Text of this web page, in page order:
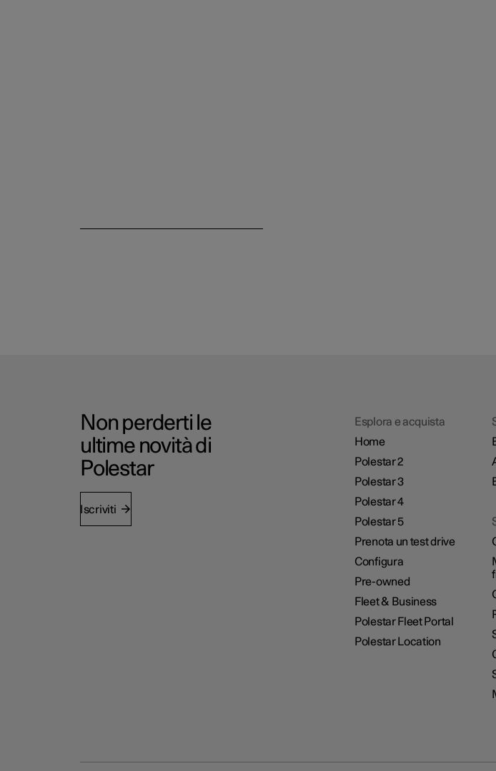
Non perderti le
ultime novità di
Polestar
Iscriviti
Esplora e acquista
Home
Polestar 2
Polestar 3
Polestar 4
Polestar 5
Prenota un test drive
Configura
Pre-owned
Fleet & Business
Polestar Fleet Portal
Polestar Location